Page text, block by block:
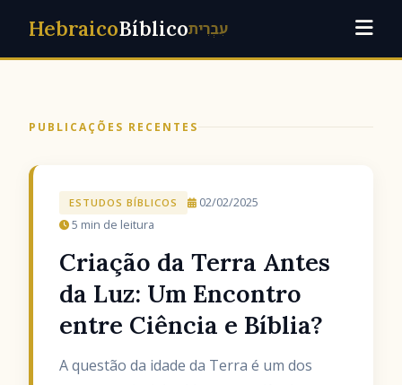
HebraicoBíblicoעִבְרִית
PUBLICAÇÕES RECENTES
ESTUDOS BÍBLICOS
02/02/2025
5 min de leitura
Criação da Terra Antes
da Luz: Um Encontro
entre Ciência e Bíblia?
A questão da idade da Terra é um dos